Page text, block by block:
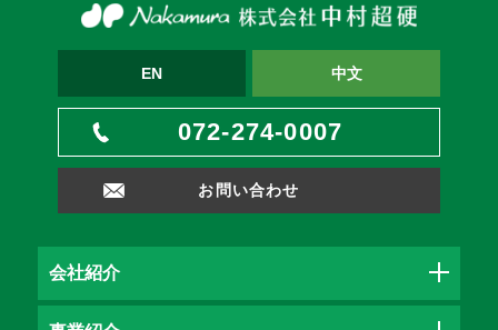
EN 中文
072-274-0007
お問い合わせ
会社紹介